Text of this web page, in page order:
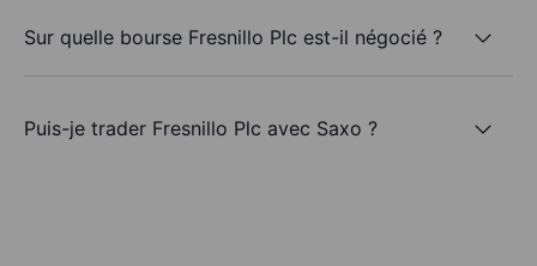
Sur quelle bourse Fresnillo Plc est-il négocié ?
Puis-je trader Fresnillo Plc avec Saxo ?